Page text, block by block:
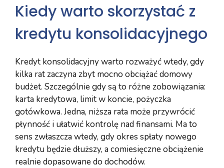
Kiedy warto skorzystać z
kredytu konsolidacyjnego
Kredyt konsolidacyjny warto rozważyć wtedy, gdy
kilka rat zaczyna zbyt mocno obciążać domowy
budżet. Szczególnie gdy są to różne zobowiązania:
karta kredytowa, limit w koncie, pożyczka
gotówkowa. Jedna, niższa rata może przywrócić
płynność i ułatwić kontrolę nad finansami. Ma to
sens zwłaszcza wtedy, gdy okres spłaty nowego
kredytu będzie dłuższy, a comiesięczne obciążenie
realnie dopasowane do dochodów.